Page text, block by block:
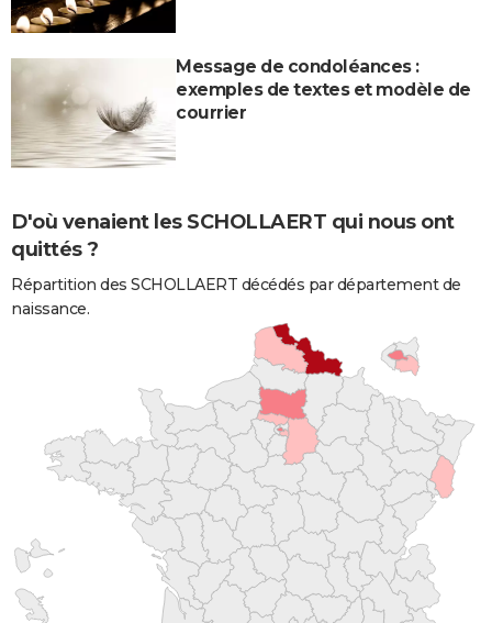
Message de condoléances :
exemples de textes et modèle de
courrier
D'où venaient les SCHOLLAERT qui nous ont
quittés ?
Répartition des SCHOLLAERT décédés par département de
naissance.